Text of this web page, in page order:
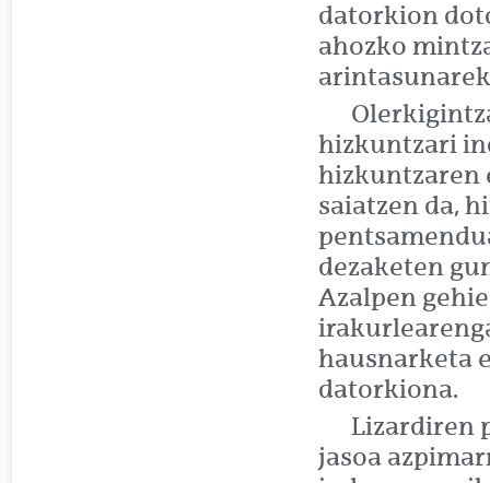
datorkion
ahozko
hizkuntzari
hizkuntzaren
saiatzen da,
dezaketen
Azalpen
hausnarketa
datorkiona.
Lizardiren
jasoa